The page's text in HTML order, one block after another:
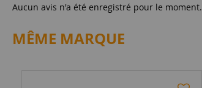
Aucun avis n'a été enregistré pour le moment.
MÊME MARQUE